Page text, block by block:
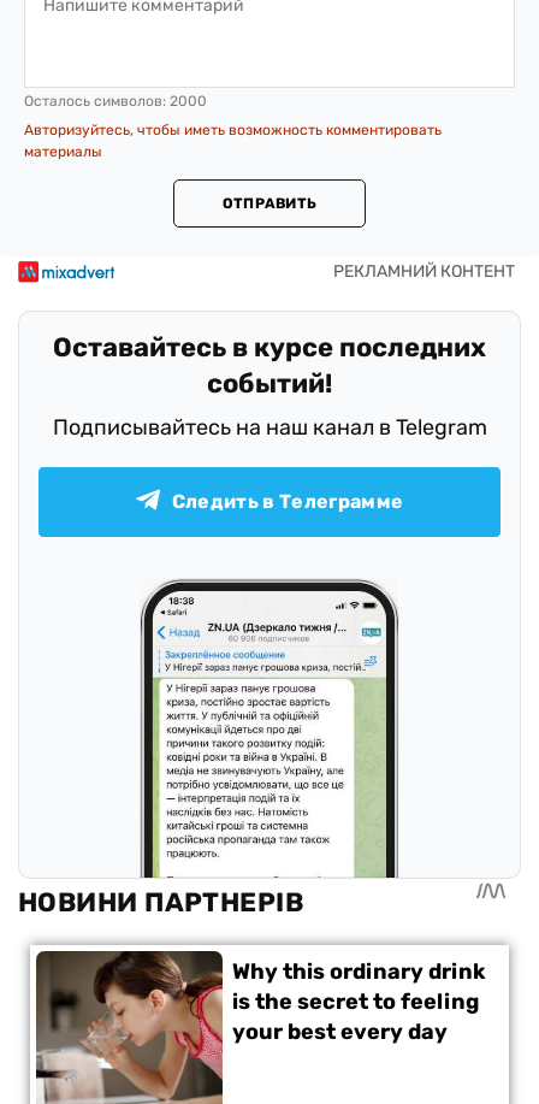
Осталось символов: 2000
Авторизуйтесь, чтобы иметь возможность комментировать
материалы
ОТПРАВИТЬ
Оставайтесь в курсе последних
событий!
Подписывайтесь на наш канал в Telegram
Следить в Телеграмме